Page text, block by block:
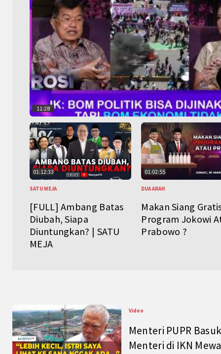
11:28
01:12:33
SATU MEJA
[FULL] Ambang Batas
Diubah, Siapa
Diuntungkan? | SATU
MEJA
01:02:55
DUA ARAH
Makan Siang
Program Jokowi
Prabowo ?
Video
Menteri PUPR
Menteri di IKN